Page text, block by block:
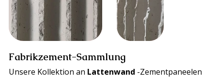
Fabrikzement-Sammlung
Unsere Kollektion an Lattenwand -Zementpaneelen